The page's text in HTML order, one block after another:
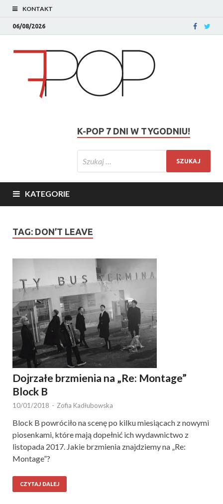
KONTAKT
06/08/2026
K-POP 7 DNI W TYGODNIU!
KATEGORIE
TAG: DON’T LEAVE
Dojrzałe brzmienia na „Re: Montage”
Block B
10/01/2018 - Zofia Kadłubowska
Block B powróciło na scenę po kilku miesiącach z nowymi
piosenkami, które mają dopełnić ich wydawnictwo z
listopada 2017. Jakie brzmienia znajdziemy na „Re:
Montage”?
CZYTAJ DALEJ